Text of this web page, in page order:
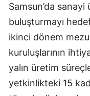
Samsun’da
buluşturmayı
ikinci dönem
kuruluşlarının
yalın üretim
yetkinlikteki 15